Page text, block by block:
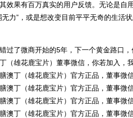
效果有百万真实的用户反馈。无论是自
力”，或是想改变目前平平无奇的生活
过了微商开始的5年，下一个黄金路口
（雄花鹿宝片）董事微信，你若加入，
澳丁（雄花鹿宝片）官方正品，董事微
澳丁（雄花鹿宝片）官方正品，董事微
澳丁（雄花鹿宝片）官方正品，董事微
澳丁（雄花鹿宝片）官方正品，董事微